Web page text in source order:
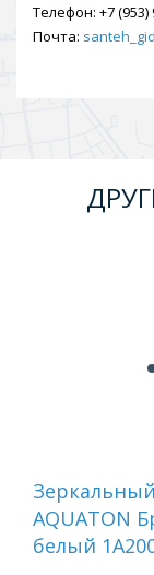
Телефон: +7 (953)
Почта:
AQUATON
белый